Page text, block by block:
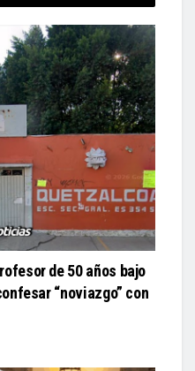
de 50 años bajo
“noviazgo” con